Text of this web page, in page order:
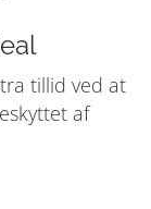
tillid ved at
af